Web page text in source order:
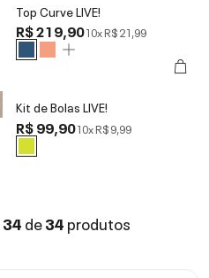
Top Curve LIVE!
R$ 219,9010xR$ 21,99
Kit de Bolas LIVE!
R$ 99,9010xR$ 9,99
34de34produtos